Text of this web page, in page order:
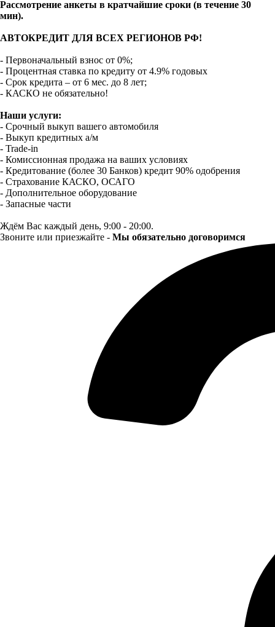
Рассмотрение анкеты в кратчайшие сроки (в течение 30
мин).
АВТОКРЕДИТ ДЛЯ ВСЕХ РЕГИОНОВ РФ!
- Первоначальный взнос от 0%;
- Процентная ставка по кредиту от 4.9% годовых
- Срок кредита – от 6 мес. до 8 лет;
- КАСКО не обязательно!
Наши услуги:
- Срочный выкуп вашего автомобиля
- Выкуп кредитных а/м
- Trade-in
- Комиссионная продажа на ваших условиях
- Кредитование (более 30 Банков) кредит 90% одобрения
- Страхование КАСКО, ОСАГО
- Дополнительное оборудование
- Запасные части
Ждём Вас каждый день, 9:00 - 20:00.
Звоните или приезжайте - Мы обязательно договоримся